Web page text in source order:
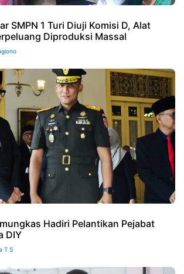
SMPN 1 Turi Diuji Komisi D, Alat
Diproduksi Massal
Hadiri Pelantikan Pejabat
DIY
T S